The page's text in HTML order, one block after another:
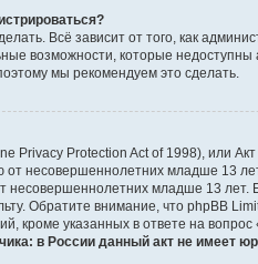
Всё зависит от того, как
возможности, которые
мы рекомендуем это сделать.
Privacy Protection Act of 1998), или
несовершеннолетних младше 13
несовершеннолетних младше 13 лет.
Обратите внимание, что phpBB
кроме указанных в ответе на
в России данный акт не имеет